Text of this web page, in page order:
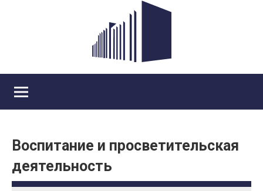
Воспитание и просветительская
деятельность